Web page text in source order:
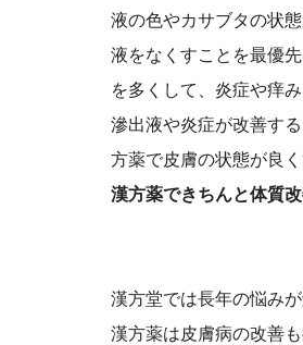
液の色やカサブタの状
液をなくすことを最優
を多くして、炎症や痒
滲出液や炎症が改善す
方薬で皮膚の状態が良
漢方薬できちんと体質
漢方堂では長年の悩み
漢方薬は皮膚病の改善